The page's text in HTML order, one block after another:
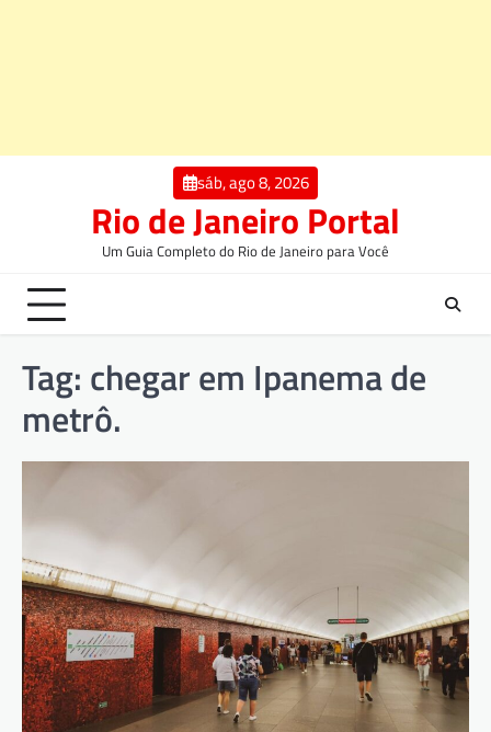
sáb, ago 8, 2026
Rio de Janeiro Portal
Um Guia Completo do Rio de Janeiro para Você
Tag: chegar em Ipanema de
metrô.